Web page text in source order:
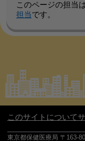
このページの担当
担当です。
このサイトについて
東京都保健医療局 〒163-